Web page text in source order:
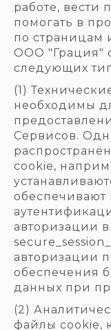
работе, вести
помогать в
по страницам
ООО "Грация"
следующих
(1)
необходимы
Сервисов.
cookie,
обеспечивают
авторизации
авторизации
обеспечения
данных при
(2)
файлы cookie,